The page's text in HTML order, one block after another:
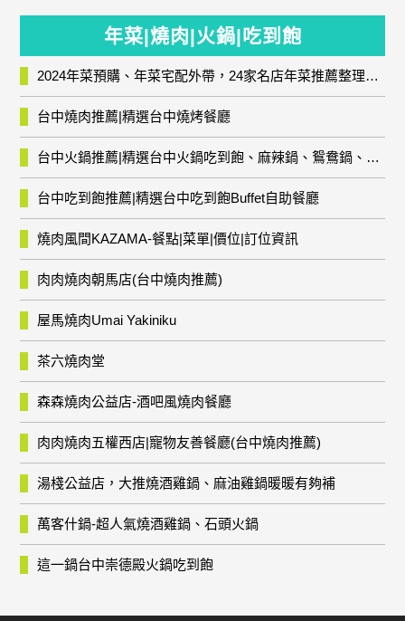
年菜|燒肉|火鍋|吃到飽
2024年菜預購、年菜宅配外帶，24家名店年菜推薦整理，圍爐輕鬆上菜團圓趣
台中燒肉推薦|精選台中燒烤餐廳
台中火鍋推薦|精選台中火鍋吃到飽、麻辣鍋、鴛鴦鍋、石頭火鍋、酸菜白肉鍋、海鮮鍋、燒酒雞、麻油雞、壽喜燒等熱門人氣火鍋店!
台中吃到飽推薦|精選台中吃到飽Buffet自助餐廳
燒肉風間KAZAMA-餐點|菜單|價位|訂位資訊
肉肉燒肉朝馬店(台中燒肉推薦)
屋馬燒肉Umai Yakiniku
茶六燒肉堂
森森燒肉公益店-酒吧風燒肉餐廳
肉肉燒肉五權西店|寵物友善餐廳(台中燒肉推薦)
湯棧公益店，大推燒酒雞鍋、麻油雞鍋暖暖有夠補
萬客什鍋-超人氣燒酒雞鍋、石頭火鍋
這一鍋台中崇德殿火鍋吃到飽